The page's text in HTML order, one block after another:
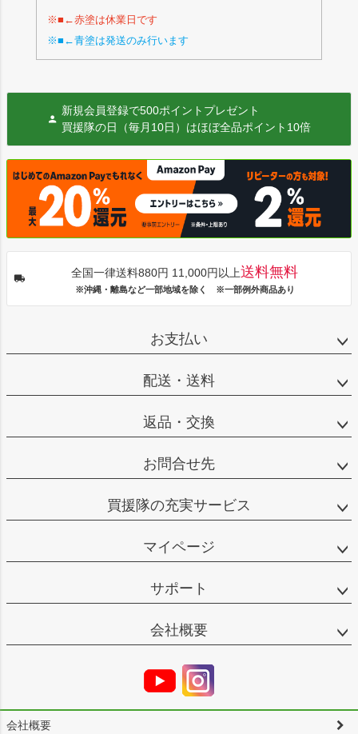
※■←赤塗は休業日です
※■←青塗は発送のみ行います
新規会員登録で500ポイントプレゼント
買援隊の日（毎月10日）はほぼ全品ポイント10倍
全国一律送料880円 11,000円以上送料無料
※沖縄・離島など一部地域を除く ※一部例外商品あり
お支払い
配送・送料
返品・交換
お問合せ先
買援隊の充実サービス
マイページ
サポート
会社概要
会社概要